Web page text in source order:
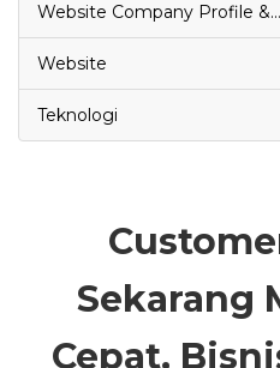
Website Company Profile &…
Website
Teknologi
Sekarang
Cepat,